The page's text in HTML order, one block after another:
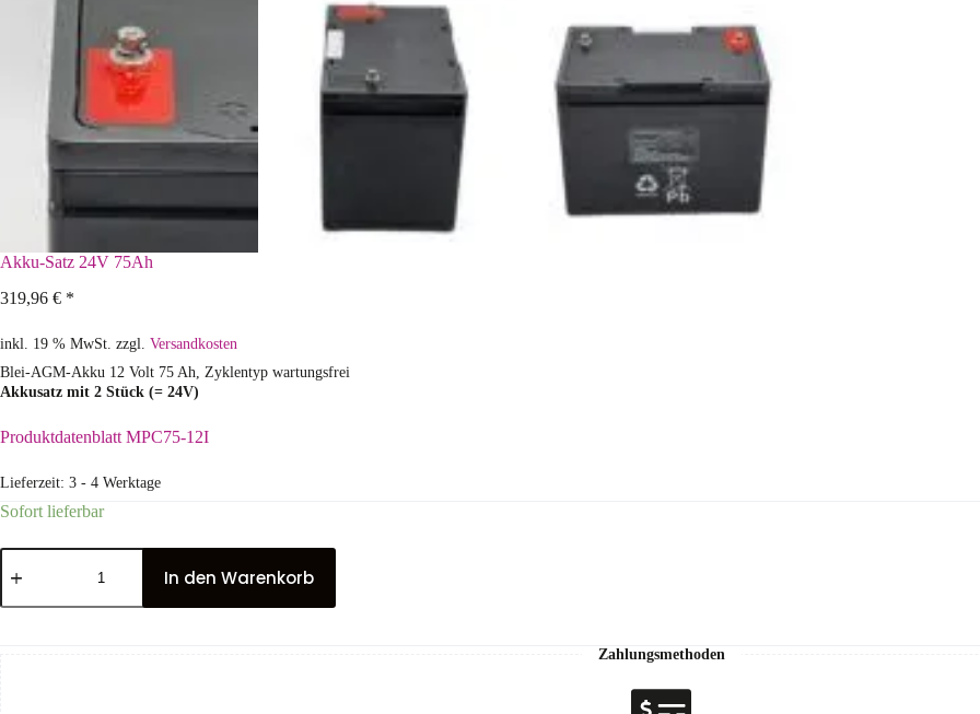
Akku-Satz 24V 75Ah
319,96 € *
inkl. 19 % MwSt. zzgl. Versandkosten
Blei-AGM-Akku 12 Volt 75 Ah, Zyklentyp wartungsfrei
Akkusatz mit 2 Stück (= 24V)
Produktdatenblatt MPC75-12I
Lieferzeit: 3 - 4 Werktage
Sofort lieferbar
In den Warenkorb
Zahlungsmethoden